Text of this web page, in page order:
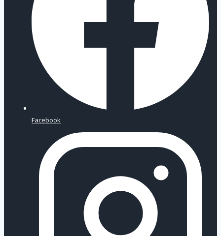
Facebook